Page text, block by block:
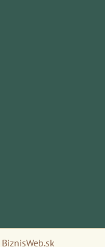
BiznisWeb.sk